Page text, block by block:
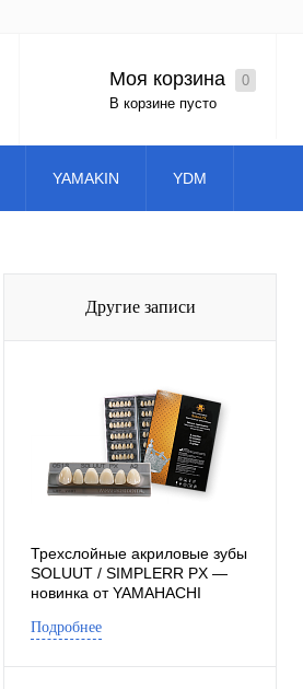
Вход Регистрация
Моя корзина
0
В корзине пусто
YAMAKIN YDM
Другие записи
Трехслойные акриловые зубы
SOLUUT / SIMPLERR PX —
новинка от YAMAHACHI
Подробнее